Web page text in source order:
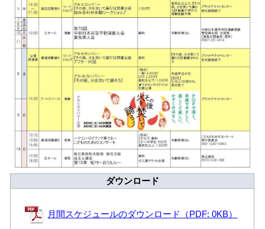
プラットニュース 出版物・映像
交通アクセス お問合せ
サイトマップ トップに戻る
ダウンロード
月間スケジュールのダウンロード（PDF: 0KB）